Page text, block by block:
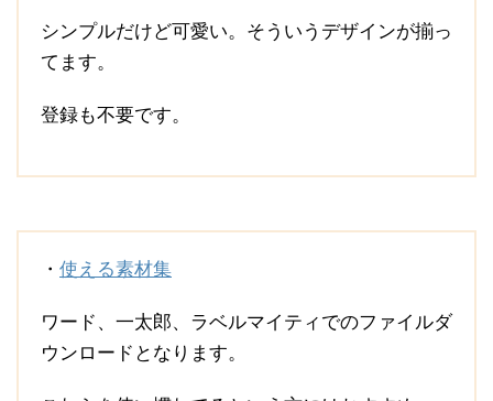
シンプルだけど可愛い。そういうデザインが揃っ
てます。
登録も不要です。
・ 使える素材集
ワード、一太郎、ラベルマイティでのファイルダ
ウンロードとなります。